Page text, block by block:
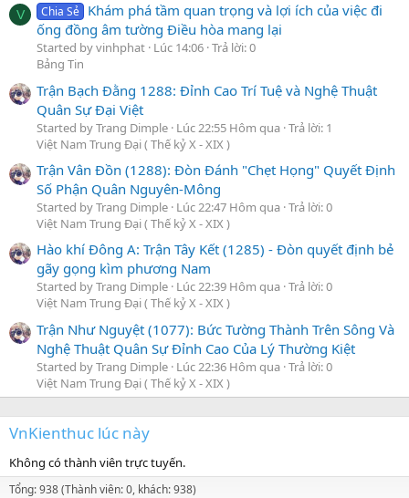
V Chia Sẻ Khám phá tầm quan trọng và lợi ích của việc đi
ống đồng âm tường Điều hòa mang lại
Started by vinhphat Lúc 14:06 Trả lời: 0
Bảng Tin
Trận Bạch Đằng 1288: Đỉnh Cao Trí Tuệ và Nghệ Thuật
Quân Sự Đại Việt
Started by Trang Dimple Lúc 22:55 Hôm qua Trả lời: 1
Việt Nam Trung Đại ( Thế kỷ X - XIX )
Trận Vân Đồn (1288): Đòn Đánh "Chẹt Họng" Quyết Định
Số Phận Quân Nguyên-Mông
Started by Trang Dimple Lúc 22:47 Hôm qua Trả lời: 0
Việt Nam Trung Đại ( Thế kỷ X - XIX )
Hào khí Đông A: Trận Tây Kết (1285) - Đòn quyết định bẻ
gãy gọng kìm phương Nam
Started by Trang Dimple Lúc 22:39 Hôm qua Trả lời: 0
Việt Nam Trung Đại ( Thế kỷ X - XIX )
Trận Như Nguyệt (1077): Bức Tường Thành Trên Sông Và
Nghệ Thuật Quân Sự Đỉnh Cao Của Lý Thường Kiệt
Started by Trang Dimple Lúc 22:36 Hôm qua Trả lời: 0
Việt Nam Trung Đại ( Thế kỷ X - XIX )
VnKienthuc lúc này
Không có thành viên trực tuyến.
Tổng: 938 (Thành viên: 0, khách: 938)